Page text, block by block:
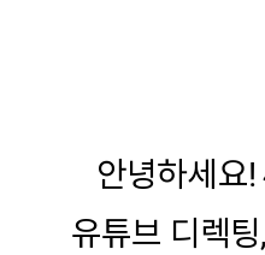
안녕하세요
유튜브 디렉